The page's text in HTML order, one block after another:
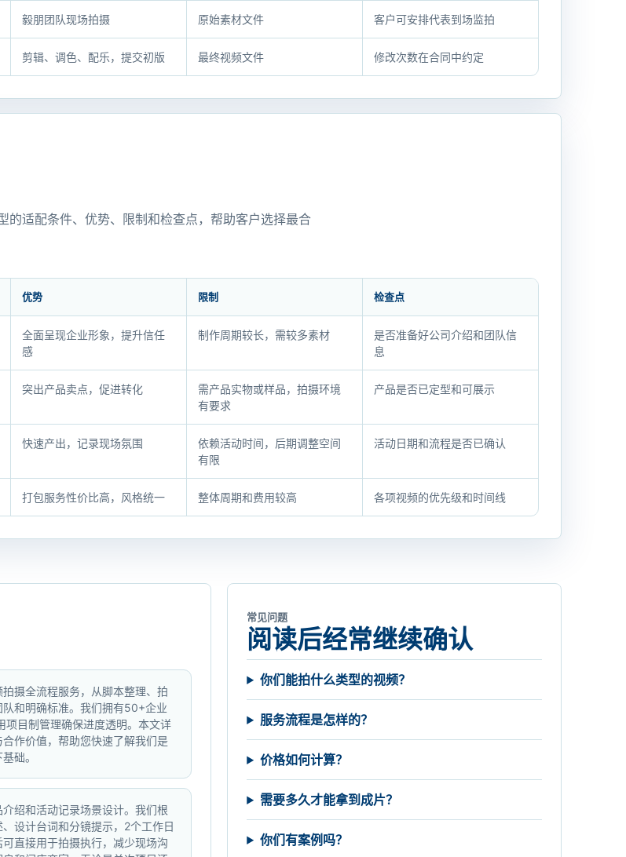
毅朋团队现场拍摄 原始素材文件 客户可安排代表到场监拍
剪辑、调色、配乐，提交初版 最终视频文件 修改次数在合同中约定
适配条件、优势、限制和检查点，帮助客户选择最合
优势 限制 检查点
全面呈现企业形象，提升信任
感
制作周期较长，需较多素材
是否准备好公司介绍和团队信
息
突出产品卖点，促进转化
需产品实物或样品，拍摄环境
有要求
产品是否已定型和可展示
快速产出，记录现场氛围
依赖活动时间，后期调整空间
有限
活动日期和流程是否已确认
打包服务性价比高，风格统一 整体周期和费用较高 各项视频的优先级和时间线
摄全流程服务，从脚本整理、拍
和明确标准。我们拥有50+企业
项目制管理确保进度透明。本文详
作价值，帮助您快速了解我们是
础。
绍和活动记录场景设计。我们根
设计台词和分镜提示，2个工作日
直接用于拍摄执行，减少现场沟
常见问题
阅读后经常继续确认
你们能拍什么类型的视频？
服务流程是怎样的？
价格如何计算？
需要多久才能拿到成片？
你们有案例吗？